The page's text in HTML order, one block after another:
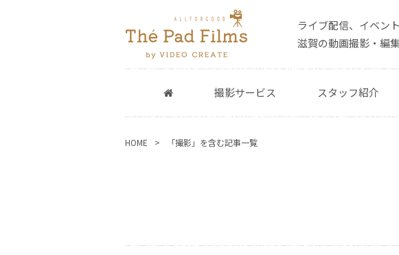
ライブ配信、イベン
滋賀の動画撮影・編
撮影サービス スタッフ紹介
HOME 「撮影」を含む記事一覧